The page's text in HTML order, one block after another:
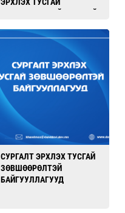
СУРГАЛТ ЭРХЛЭХ ТУСГАЙ
ЗӨВШӨӨРӨЛТЭЙ
БАЙГУУЛЛАГУУД